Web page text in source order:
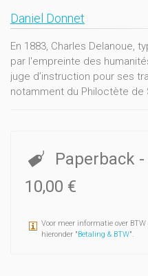
Daniel Donnet
En 1883, Charles Delanoue,
par l'empreinte des
juge d’instruction pour ses
notamment du Philoctète de
Paperback
10,00 €
Voor meer informatie over
hieronder "Betaling & BTW".